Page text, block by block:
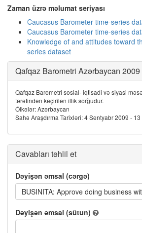
Zaman üzrə məlumat seriyası
Caucasus Barometer time-series
Caucasus Barometer time-series
Knowledge of and attitudes toward
series dataset
Qafqaz Barometri Azərbaycan 2009
Qafqaz Barometri sosial- iqtisadi və siyasi
tərəfindən keçirilən illik sorğudur.
Ölkələr: Azərbaycan
Sahə Araşdırma Tarixləri: 4 Sentyabr 2009 -
Cavabları təhlil et
Dəyişən əmsal (cərgə)
BUSINITA: Approve doing business
Dəyişən əmsal (sütun)